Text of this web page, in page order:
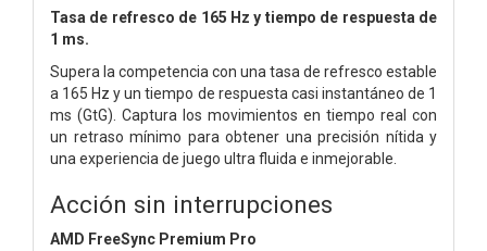
Tasa de refresco de 165 Hz y tiempo de respuesta de
1 ms.
Supera la competencia con una tasa de refresco estable
a 165 Hz y un tiempo de respuesta casi instantáneo de 1
ms (GtG). Captura los movimientos en tiempo real con
un retraso mínimo para obtener una precisión nítida y
una experiencia de juego ultra fluida e inmejorable.
Acción sin interrupciones
AMD FreeSync Premium Pro